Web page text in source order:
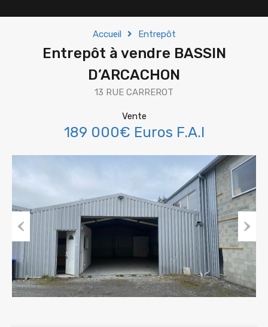
Accueil Entrepôt
Entrepôt à vendre BASSIN
D’ARCACHON
13 RUE CARREROT
Vente
189 000€ Euros F.A.I
Previous Next